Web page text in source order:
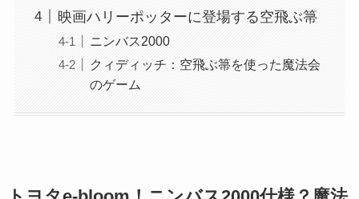
映画ハリーポッターに登場する空飛ぶ箒
ニンバス2000
クィディッチ：空飛ぶ箒を使った魔法会
のゲーム